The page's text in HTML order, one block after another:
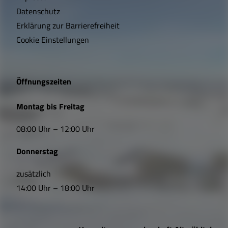
t
i
e
L
n
k
s
Datenschutz
Erklärung zur Barrierefreiheit
Cookie Einstellungen
Öffnungszeiten
Montag bis Freitag
08:00 Uhr – 12:00 Uhr
Donnerstag
zusätzlich
14:00 Uhr – 18:00 Uhr